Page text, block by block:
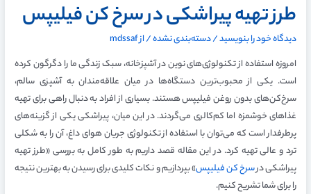
طرز تهیه پیراشکی در سرخ کن فیلیپس
دیدگاه‌ خود را بنویسید/دسته‌بندی نشده/ ازmdssaf
امروزه استفاده از تکنولوژی‌های نوین در آشپزخانه، سبک زندگی ما را دگرگون کرده
است. یکی از محبوب‌ترین دستگاه‌ها در میان علاقه‌مندان به آشپزی سالم،
سرخ‌کن‌های بدون روغن فیلیپس هستند. بسیاری از افراد به دنبال راهی برای تهیه
غذاهای خوشمزه اما کم‌کالری می‌گردند. در این میان، پیراشکی یکی از گزینه‌های
پرطرفدار است که می‌توان با استفاده از تکنولوژی جریان هوای داغ، آن را به شکلی
ترد و عالی تهیه کرد. در این مقاله قصد داریم به طور کامل به بررسی «طرز تهیه
پیراشکی درسرخ کن فیلیپس» بپردازیم و نکات کلیدی برای رسیدن به بهترین نتیجه
را برای شما تشریح کنیم.